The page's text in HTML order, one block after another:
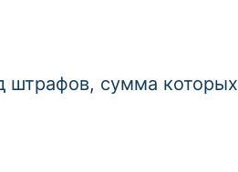
штрафов, сумма которых